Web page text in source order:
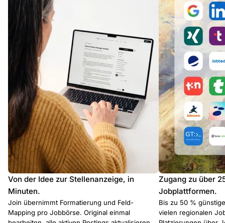
Von der Idee zur Stellenanzeige, in
Minuten.
Join übernimmt Formatierung und Feld-
Mapping pro Jobbörse. Original einmal
Zugang zu über
Jobplattformen.
Bis zu 50 %
vielen regionalen